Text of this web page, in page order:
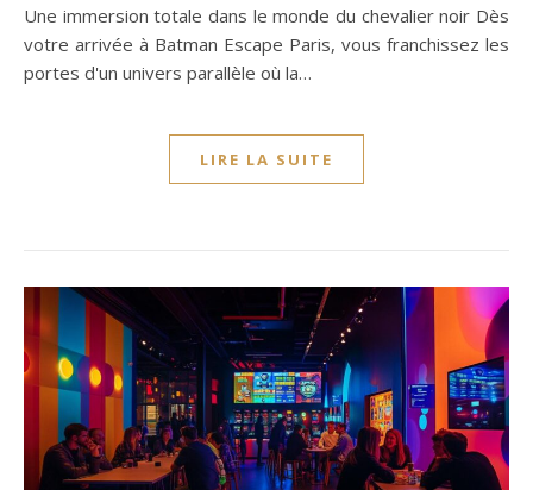
Une immersion totale dans le monde du chevalier noir Dès
votre arrivée à Batman Escape Paris, vous franchissez les
portes d'un univers parallèle où la…
LIRE LA SUITE